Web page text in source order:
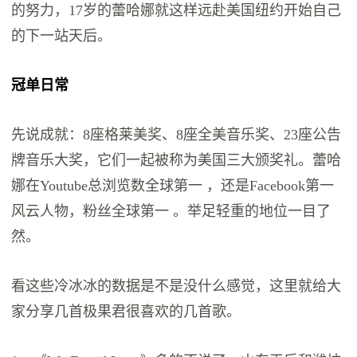
的努力，17岁的蕾哈娜就这样远赴美国纽约开始自己
的下一站天后。
冠单日常
先说成就：8座格莱美奖、8座全美音乐奖、23座公告
牌音乐大奖，它们一起被称为美国三大颁奖礼。蕾哈
娜在Youtube总浏览数全球第一 ，还是Facebook第一
风云人物，粉丝全球第一 。举足轻重的地位一目了
然。
看这些冷冰冰的数据是不是没什么感觉，这里就给大
家分享几首极果君很喜欢的几首歌。